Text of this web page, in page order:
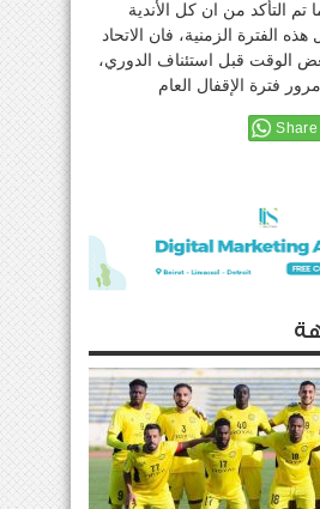
تم التأكد من ان كل الأندية
الفترة الزمنية، فان الاتحاد
الوقت قبل استئناف الدوري،
فترة الإقفال العام